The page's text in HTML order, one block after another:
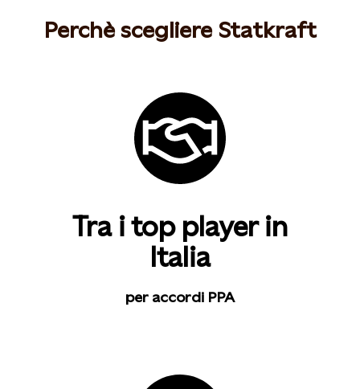
Perchè scegliere Statkraft
Tra i top player in
Italia
per accordi PPA